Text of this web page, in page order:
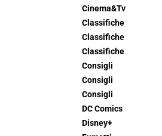
Cinema&Tv
Classifiche
Classifiche
Classifiche
Consigli
Consigli
Consigli
DC Comics
Disney+